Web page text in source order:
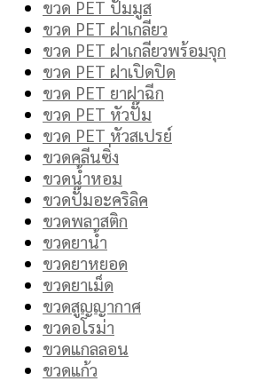
ขวด PET ปั๊มมูส
ขวด PET ฝาเกลียว
ขวด PET ฝาเกลียวพร้อมจุก
ขวด PET ฝาเปิดปิด
ขวด PET ยาฝาฉีก
ขวด PET หัวปั๊ม
ขวด PET หัวสเปรย์
ขวดคลีนซิ่ง
ขวดน้ำหอม
ขวดปั๊มอะคริลิค
ขวดพลาสติก
ขวดยาน้ำ
ขวดยาหยอด
ขวดยาเม็ด
ขวดสูญญากาศ
ขวดอโรม่า
ขวดแกลลอน
ขวดแก้ว